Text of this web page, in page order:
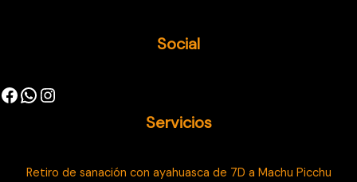
Social
Servicios
Retiro de sanación con ayahuasca de 7D a Machu Picchu